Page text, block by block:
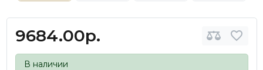
9684.00р.
В наличии